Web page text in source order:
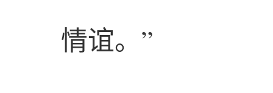
情谊。”